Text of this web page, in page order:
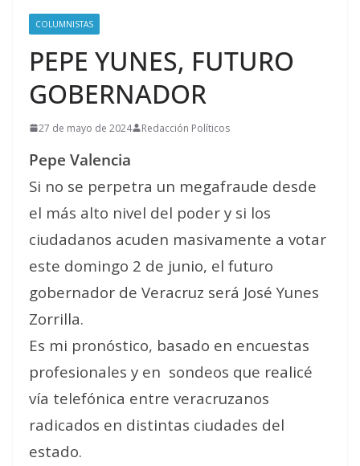
COLUMNISTAS
PEPE YUNES, FUTURO
GOBERNADOR
27 de mayo de 2024 Redacción Políticos
Pepe Valencia
Si no se perpetra un megafraude desde
el más alto nivel del poder y si los
ciudadanos acuden masivamente a votar
este domingo 2 de junio, el futuro
gobernador de Veracruz será José Yunes
Zorrilla.
Es mi pronóstico, basado en encuestas
profesionales y en sondeos que realicé
vía telefónica entre veracruzanos
radicados en distintas ciudades del
estado.